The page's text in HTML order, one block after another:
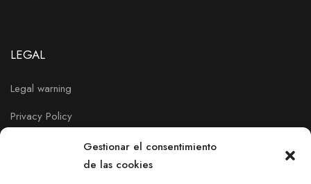
Gestionar el consentimiento
de las cookies
LEGAL
Legal warning
Privacy Policy